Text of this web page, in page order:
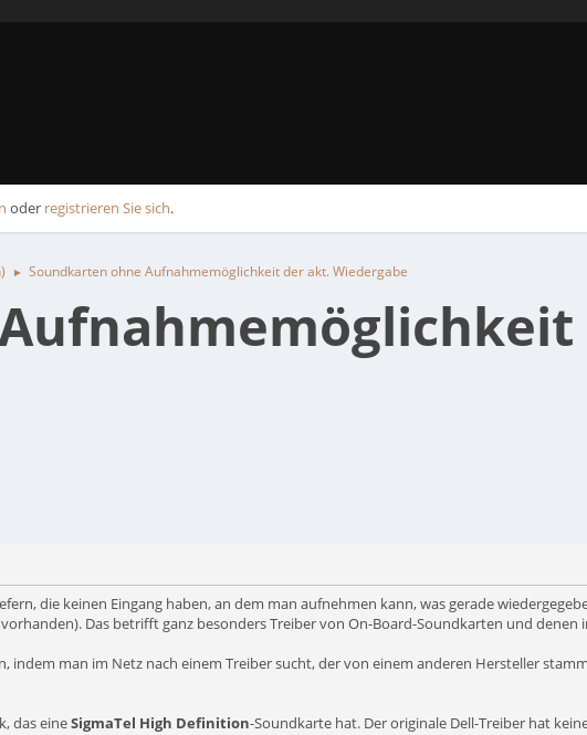
oder registrieren Sie sich.
► Soundkarten ohne Aufnahmemöglichkeit der akt. Wiedergabe
die keinen Eingang haben, an dem man aufnehmen kann, was gerade
Das betrifft ganz besonders Treiber von On-Board-Soundkarten und denen
indem man im Netz nach einem Treiber sucht, der von einem anderen Hersteller
das eineSigmaTel High Definition-Soundkarte hat. Der originale Dell-Treiber hat